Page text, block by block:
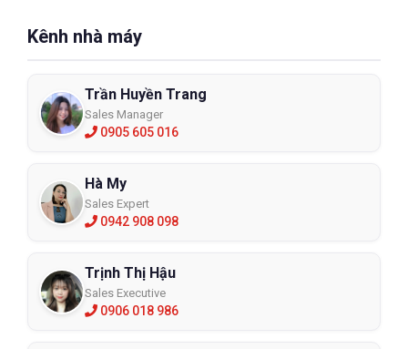
Kênh nhà máy
Trần Huyền Trang
Sales Manager
0905 605 016
Hà My
Sales Expert
0942 908 098
Trịnh Thị Hậu
Sales Executive
0906 018 986